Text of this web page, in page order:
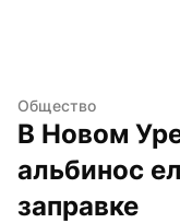
Общество
В Новом
альбинос
заправке